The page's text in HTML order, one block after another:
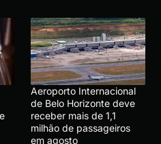
Aeroporto Internacional
de Belo Horizonte deve
receber mais de 1,1
milhão de passageiros
em agosto